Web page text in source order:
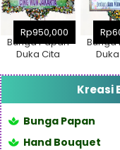
Bunga Papan
Duka Cita
Pita Besar
Rp950,000
Bunga
Pita
Kreasi
Bunga Papan
Hand Bouquet